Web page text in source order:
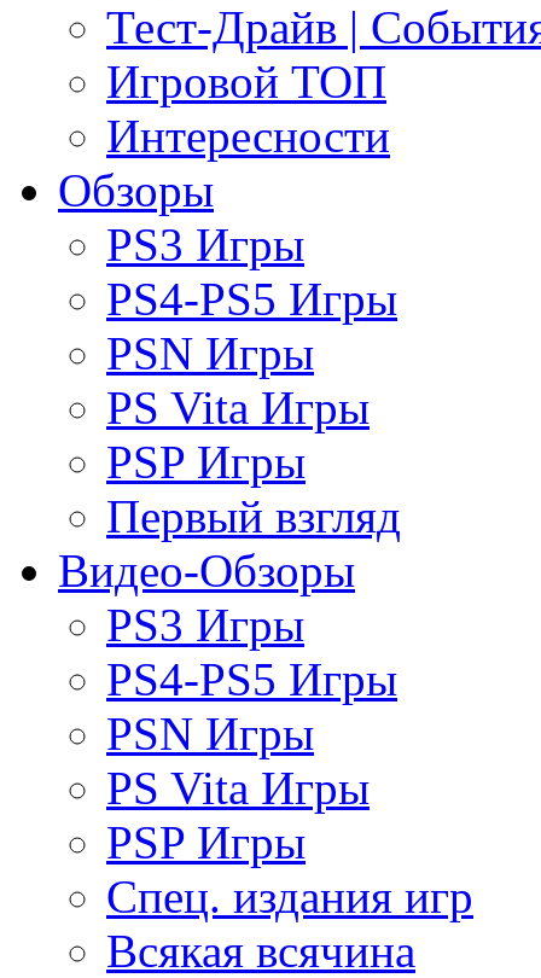
Тест-Драйв |
Игровой ТОП
Интересности
Обзоры
PS3 Игры
PS4-PS5 Игры
PSN Игры
PS Vita Игры
PSP Игры
Первый взгляд
Видео-Обзоры
PS3 Игры
PS4-PS5 Игры
PSN Игры
PS Vita Игры
PSP Игры
Спец. издания игр
Всякая всячина